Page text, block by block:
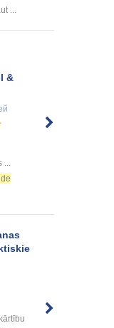
...
&
...